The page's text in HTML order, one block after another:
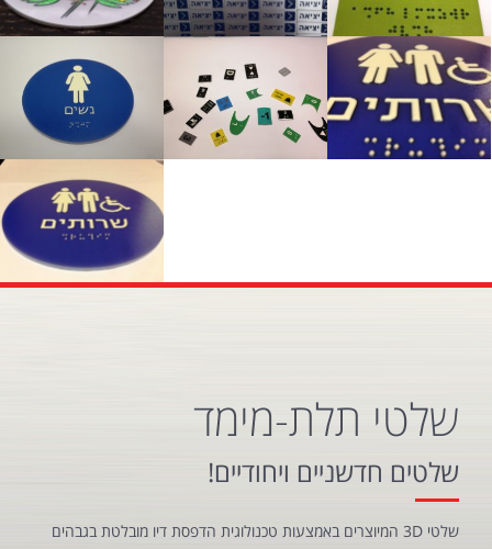
שלטי תלת-מימד
שלטים חדשניים ויחודיים!
שלטי 3D המיוצרים באמצעות טכנולוגית הדפסת דיו מובלטת בגבהים